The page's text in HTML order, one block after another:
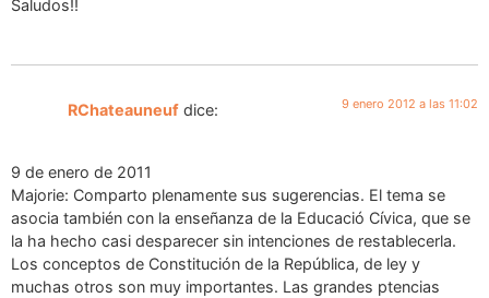
Saludos!!
RChateauneuf dice: 9 enero 2012 a las 11:02
9 de enero de 2011
Majorie: Comparto plenamente sus sugerencias. El tema se
asocia también con la enseñanza de la Educació Cívica, que se
la ha hecho casi desparecer sin intenciones de restablecerla.
Los conceptos de Constitución de la República, de ley y
muchas otros son muy importantes. Las grandes ptencias